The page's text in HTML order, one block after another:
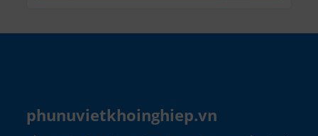
phunuvietkhoinghiep.vn